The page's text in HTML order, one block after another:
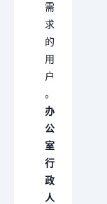
需
求
的
用
户
。
办
公
室
行
政
人